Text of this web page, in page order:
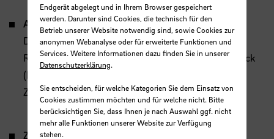
Abschlusspräsentation Ou(te)r Campus:
Dienstag, 7. Juli 2026, 10:15 Uhr
Raum S12,(AB-Gebäude, neben der Mensa, 10. Stock
(Neustadtswall 30, 28199 Bremen) und online via
Zoom
Zoom-Zugang zur Abschlusspräsentation:
Endgerät abgelegt und in Ihrem Browser gespeichert
werden. Darunter sind Cookies, die technisch für den
Betrieb unserer Website notwendig sind, sowie Cookies zur
anonymen Webanalyse oder für erweiterte Funktionen und
Services. Weitere Informationen dazu finden Sie in unserer
Datenschutzerklärung.
Sie entscheiden, für welche Kategorien Sie dem Einsatz von
Cookies zustimmen möchten und für welche nicht. Bitte
berücksichtigen Sie, dass Ihnen je nach Auswahl ggf. nicht
mehr alle Funktionen unserer Website zur Verfügung
stehen.